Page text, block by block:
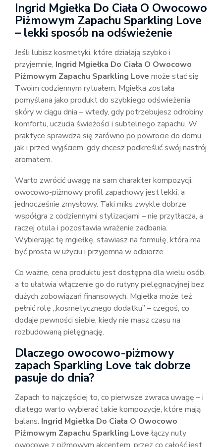
Ingrid Mgiełka Do Ciała O Owocowo
Piżmowym Zapachu Sparkling Love
– lekki sposób na odświeżenie
Jeśli lubisz kosmetyki, które działają szybko i
przyjemnie, Ingrid Mgiełka Do Ciała O Owocowo
Piżmowym Zapachu Sparkling Love może stać się
Twoim codziennym rytuałem. Mgiełka została
pomyślana jako produkt do szybkiego odświeżenia
skóry w ciągu dnia – wtedy, gdy potrzebujesz odrobiny
komfortu, uczucia świeżości i subtelnego zapachu. W
praktyce sprawdza się zarówno po powrocie do domu,
jak i przed wyjściem, gdy chcesz podkreślić swój nastrój
aromatem.
Warto zwrócić uwagę na sam charakter kompozycji:
owocowo-piżmowy profil zapachowy jest lekki, a
jednocześnie zmysłowy. Taki miks zwykle dobrze
współgra z codziennymi stylizacjami – nie przytłacza, a
raczej otula i pozostawia wrażenie zadbania.
Wybierając tę mgiełkę, stawiasz na formułę, która ma
być prosta w użyciu i przyjemna w odbiorze.
Co ważne, cena produktu jest dostępna dla wielu osób,
a to ułatwia włączenie go do rutyny pielęgnacyjnej bez
dużych zobowiązań finansowych. Mgiełka może też
pełnić rolę „kosmetycznego dodatku” – czegoś, co
dodaje pewności siebie, kiedy nie masz czasu na
rozbudowaną pielęgnację.
Dlaczego owocowo-piżmowy
zapach Sparkling Love tak dobrze
pasuje do dnia?
Zapach to najczęściej to, co pierwsze zwraca uwagę – i
dlatego warto wybierać takie kompozycje, które mają
balans. Ingrid Mgiełka Do Ciała O Owocowo
Piżmowym Zapachu Sparkling Love łączy nuty